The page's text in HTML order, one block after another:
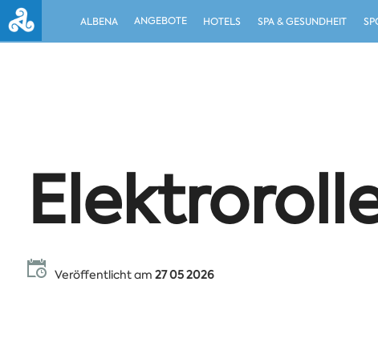
ALBENA ANGEBOTE HOTELS SPA & GESUNDHEIT
Veröffentlicht am 27 05 2026